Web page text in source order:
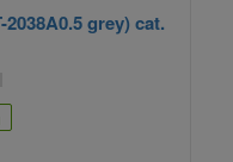
grey) cat.